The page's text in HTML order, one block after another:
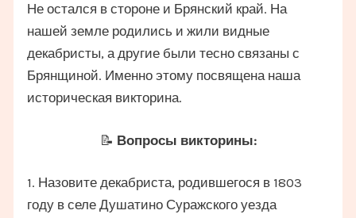
Не остался в стороне и Брянский край. На
нашей земле родились и жили видные
декабристы, а другие были тесно связаны с
Брянщиной. Именно этому посвящена наша
историческая викторина.
📝 Вопросы викторины:
1. Назовите декабриста, родившегося в 1803
году в селе Душатино Суражского уезда